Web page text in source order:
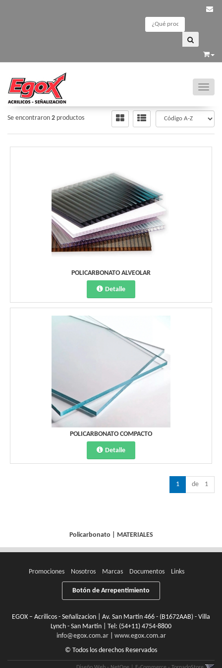
MATERIALES
Se encontraron 2 productos
POLICARBONATO ALVEOLAR
Detalle
POLICARBONATO COMPACTO
Detalle
1 de 1
Policarbonato MATERIALES
Promociones Nosotros Marcas Documentos Links
Botón de Arrepentimiento
EGOX – Acrilicos - Señalizacion | Av. San Martín 466 - (B1672AAB) - Villa
Lynch - San Martín | Tel: (54+11) 4754-8800
info@egox.com.ar| www.egox.com.ar
© Todos los derechos Reservados